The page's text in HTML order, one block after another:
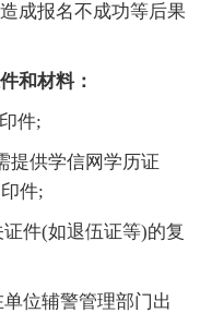
成报名不成功等后果
和材料：
件;
供学信网学历证
件;
件(如退伍证等)的复
位辅警管理部门出